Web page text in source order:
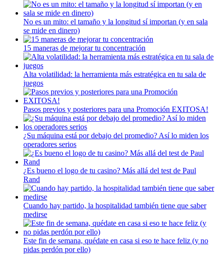
No es un mito: el tamaño y la longitud sí importan (y en sala
se mide en dinero)
15 maneras de mejorar tu concentración
Alta volatilidad: la herramienta más estratégica en tu sala de
juegos
Pasos previos y posteriores para una Promoción EXITOSA!
¿Su máquina está por debajo del promedio? Así lo miden los
operadores serios
¿Es bueno el logo de tu casino? Más allá del test de Paul
Rand
Cuando hay partido, la hospitalidad también tiene que saber
medirse
Este fin de semana, quédate en casa si eso te hace feliz (y no
pidas perdón por ello)